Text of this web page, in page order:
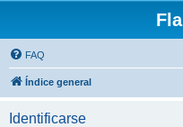
FAQ
Índice general
Identificarse